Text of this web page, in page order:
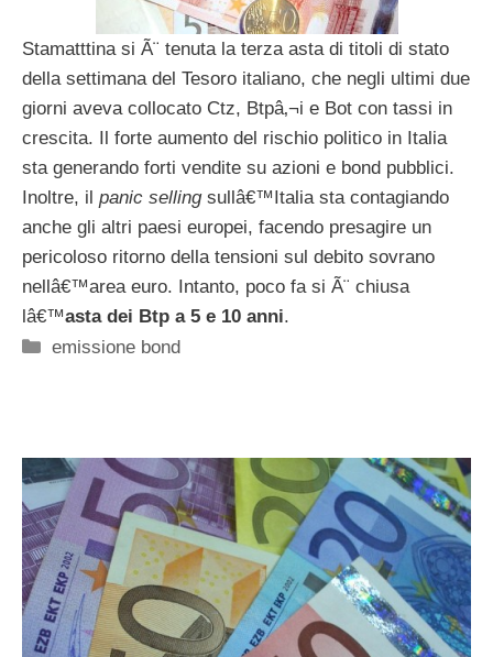
Stamatttina si Ã¨ tenuta la terza asta di titoli di stato
della settimana del Tesoro italiano, che negli ultimi due
giorni aveva collocato Ctz, Btpâ‚¬i e Bot con tassi in
crescita. Il forte aumento del rischio politico in Italia
sta generando forti vendite su azioni e bond pubblici.
Inoltre, il panic selling sullâ€™Italia sta contagiando
anche gli altri paesi europei, facendo presagire un
pericoloso ritorno della tensioni sul debito sovrano
nellâ€™area euro. Intanto, poco fa si Ã¨ chiusa
lâ€™asta dei Btp a 5 e 10 anni.
Categorie
emissione bond